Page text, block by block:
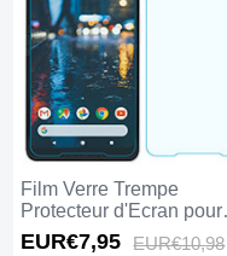
Film Verre Trempe
Protecteur d'Ecran pour
Google Pixel 2 XL Clair
EUR€7,95 EUR€10,98